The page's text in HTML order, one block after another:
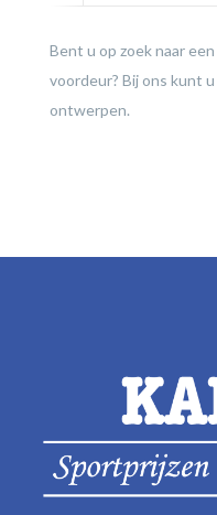
Bent u op zoek naar
voordeur? Bij ons kunt
ontwerpen.